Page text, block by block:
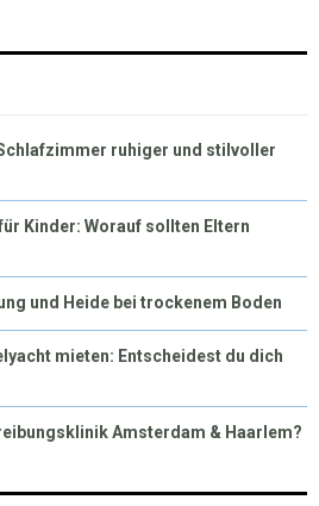
ruhiger und stilvoller
Kinder: Worauf sollten Eltern
und Heide bei trockenem Boden
mieten: Entscheidest du dich
Amsterdam & Haarlem?